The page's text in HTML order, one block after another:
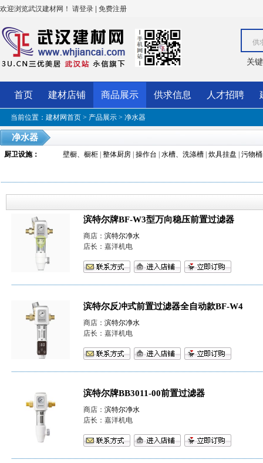
欢迎浏览武汉建材网！ 请登录 | 免费注册
供
关
首页 建材店铺 商品展示 供求信息 人才招聘
当前位置： 建材网首页 > 产品展示 > 净水器
净水器
厨卫设施： 壁橱、橱柜 整体厨房 操作台 水槽、洗涤槽 炊具挂盘 污物桶
滨特尔牌BF-W3型万向稳压前置过滤器
商店： 滨特尔净水
店长：嘉洋机电
滨特尔反冲式前置过滤器全自动款BF-W4
商店： 滨特尔净水
店长：嘉洋机电
滨特尔牌BB3011-00前置过滤器
商店： 滨特尔净水
店长：嘉洋机电